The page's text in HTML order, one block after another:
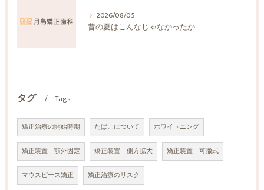
2026/08/05
昔の夏はこんなじゃなかったか
タグ Tags
矯正治療の開始時期 たばこについて ホワイトニング
矯正装置 顎外固定 矯正装置 側方拡大 矯正装置 可撤式
マウスピース矯正 矯正治療のリスク